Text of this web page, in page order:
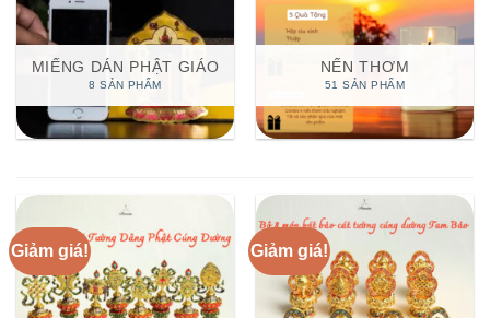
MIẾNG DÁN PHẬT GIÁO
8 SẢN PHẨM
NẾN THƠM
51 SẢN PHẨM
Giảm giá! Giảm giá!